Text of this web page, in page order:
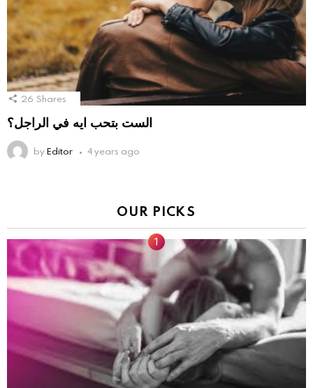
26 Shares
الست بتحب ايه في الراجل؟
byEditor 4 years ago
OUR PICKS